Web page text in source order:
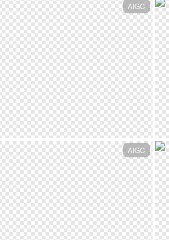
AIGC
AIGC